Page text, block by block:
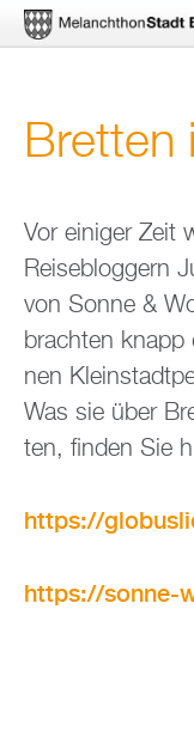
rekt
In­
halt
Brett­en
Vor ei­ni­ger Zeit
Rei­se­blog­gern
von Sonne &
brach­ten
nen
Was sie über
ten, fin­den Sie
https://​
https://​sonne-​